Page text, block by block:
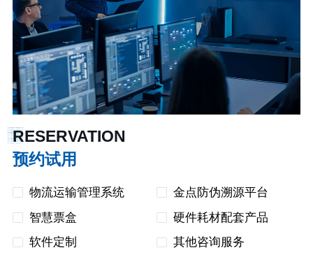
RESERVATION
预约试用
物流运输管理系统
金点防伪溯源平台
智慧票盒
硬件耗材配套产品
软件定制
其他咨询服务